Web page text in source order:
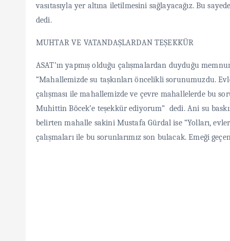
vasıtasıyla yer altına iletilmesini sağlayacağız. Bu
dedi.
MUHTAR VE VATANDAŞLARDAN TEŞEKKÜR
ASAT’ın yapmış olduğu çalışmalardan duyduğu
“Mahallemizde su taşkınları öncelikli sorunumuzdu.
çalışması ile mahallemizde ve çevre mahallelerde bu
Muhittin Böcek’e teşekkür ediyorum” dedi. Ani su
belirten mahalle sakini Mustafa Gürdal ise “Yolları,
çalışmaları ile bu sorunlarımız son bulacak. Emeği